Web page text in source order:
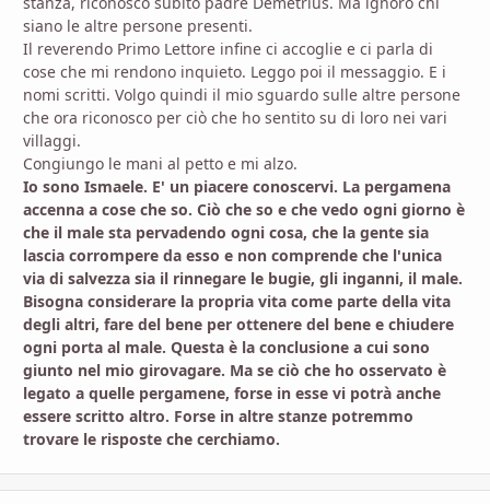
siano le altre persone presenti.
Il reverendo Primo Lettore infine ci accoglie e ci parla di
cose che mi rendono inquieto. Leggo poi il messaggio. E i
nomi scritti. Volgo quindi il mio sguardo sulle altre persone
che ora riconosco per ciò che ho sentito su di loro nei vari
villaggi.
Congiungo le mani al petto e mi alzo.
Io sono Ismaele. E' un piacere conoscervi. La pergamena
accenna a cose che so. Ciò che so e che vedo ogni giorno è
che il male sta pervadendo ogni cosa, che la gente sia
lascia corrompere da esso e non comprende che l'unica
via di salvezza sia il rinnegare le bugie, gli inganni, il male.
Bisogna considerare la propria vita come parte della vita
degli altri, fare del bene per ottenere del bene e chiudere
ogni porta al male. Questa è la conclusione a cui sono
giunto nel mio girovagare. Ma se ciò che ho osservato è
legato a quelle pergamene, forse in esse vi potrà anche
essere scritto altro. Forse in altre stanze potremmo
trovare le risposte che cerchiamo.